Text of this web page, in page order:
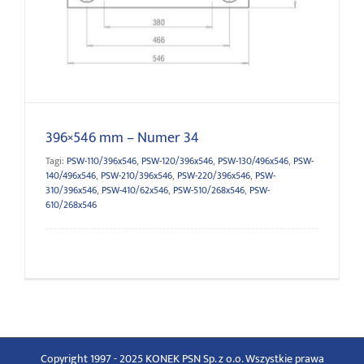
396×546 mm – Numer 34
Tagi: PSW-110/396x546, PSW-120/396x546, PSW-130/496x546, PSW-
140/496x546, PSW-210/396x546, PSW-220/396x546, PSW-
310/396x546, PSW-410/62x546, PSW-510/268x546, PSW-
610/268x546
Copyright 1997 - 2025 KONEK PSN Sp. z o.o. Wszystkie prawa